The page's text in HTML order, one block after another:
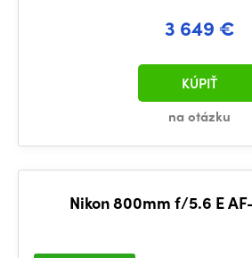
3 649 €
na otázku
KÚPIŤ
Nikon 800mm f/5.6 E AF-